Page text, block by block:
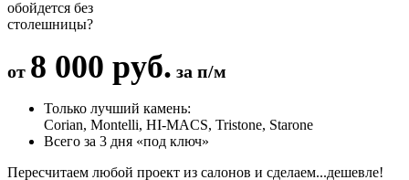
обойдется без
столешницы?
от 8 000 руб. за п/м
Только лучший камень:
Corian, Montelli, HI-MACS, Tristone, Starone
Всего за 3 дня «под ключ»
Пересчитаем любой проект из салонов и сделаем...дешевле!